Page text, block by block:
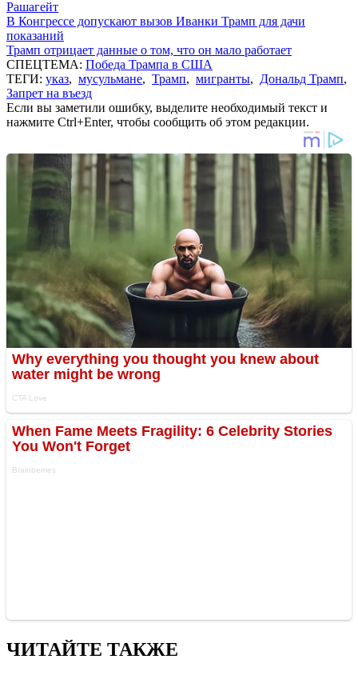
Рашагейт
В Конгрессе допускают вызов Иванки Трамп для дачи
показаний
Трамп отрицает данные о том, что он мало работает
СПЕЦТЕМА: Победа Трампа в США
ТЕГИ: указ, мусульмане, Трамп, мигранты, Дональд Трамп,
Запрет на въезд
Если вы заметили ошибку, выделите необходимый текст и
нажмите Ctrl+Enter, чтобы сообщить об этом редакции.
ЧИТАЙТЕ ТАКЖЕ